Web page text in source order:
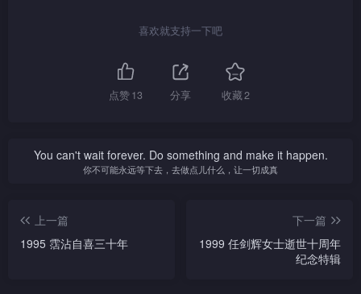
喜欢就支持一下吧
点赞13 分享 收藏2
You can't wait forever. Do something and make it happen.
你不可能永远等下去，去做点儿什么，让一切成真
上一篇
1995 霑沾自喜三十年
下一篇
1999 任剑辉女士逝世十周年
纪念特辑